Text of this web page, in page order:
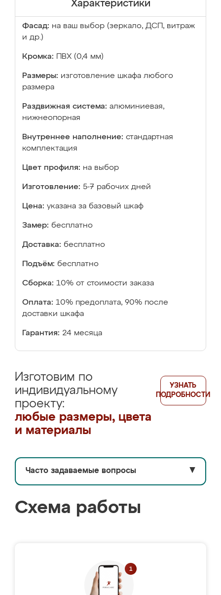
Характеристики
Фасад: на ваш выбор (зеркало, ДСП, витраж
и др.)
Кромка: ПВХ (0,4 мм)
Размеры: изготовление шкафа любого
размера
Раздвижная система: алюминиевая,
нижнеопорная
Внутреннее наполнение: стандартная
комплектация
Цвет профиля: на выбор
Изготовление: 5-7 рабочих дней
Цена: указана за базовый шкаф
Замер: бесплатно
Доставка: бесплатно
Подъём: бесплатно
Сборка: 10% от стоимости заказа
Оплата: 10% предоплата, 90% после
доставки шкафа
Гарантия: 24 месяца
Изготовим по
индивидуальному
проекту:
любые размеры, цвета
и материалы
УЗНАТЬ
ПОДРОБНОСТИ
Часто задаваемые вопросы ▼
Схема работы